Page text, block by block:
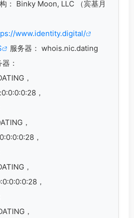
： Binky Moon, LLC （宾基月
www.identity.digital/
服务器： whois.nic.dating
：
，
，
，
，
，
，
，